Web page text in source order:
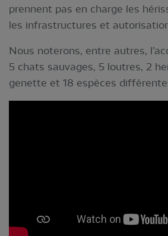
prennent pas en charge les
les infrastructures et
Nous noterons, entre autres,
5 chats sauvages, 5 loutres, 2
genette et 18 espèces